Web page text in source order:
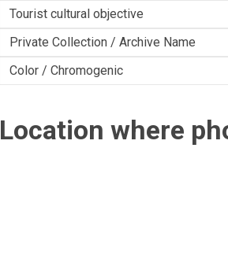
Tourist cultural objective
Private Collection / Archive Name
Color / Chromogenic
Location where